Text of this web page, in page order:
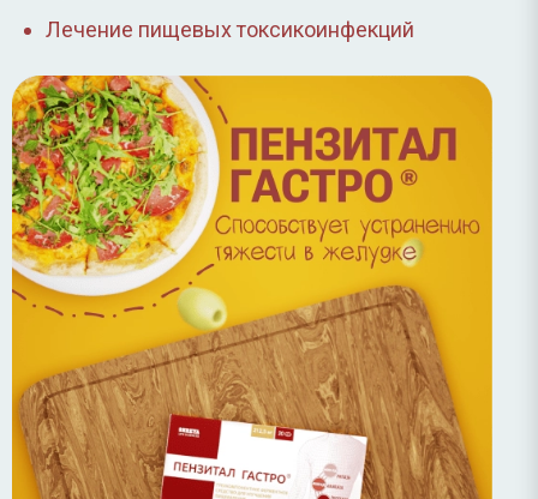
Лечение пищевых токсикоинфекций